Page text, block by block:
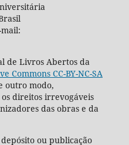
de Livros Abertos da
Commons CC-BY-NC-SA
outro modo,
direitos irrevogáveis
das obras e da
ou publicação